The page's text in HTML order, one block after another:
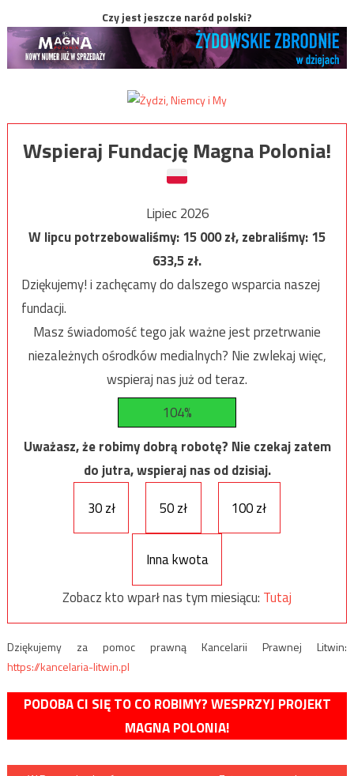
Czy jest jeszcze naród polski?
Wspieraj Fundację Magna Polonia!
Lipiec 2026
W lipcu potrzebowaliśmy:15 000zł, zebraliśmy:15
633,5zł.
Dziękujemy! i zachęcamy do dalszego wsparcia naszej
fundacji.
Masz świadomość tego jak ważne jest przetrwanie
niezależnych ośrodków medialnych? Nie zwlekaj więc,
wspieraj nas już od teraz.
104%
Uważasz, że robimy dobrą robotę? Nie czekaj zatem
do jutra, wspieraj nas od dzisiaj.
30 zł
50 zł 100 zł
Inna kwota
Zobacz kto wparł nas tym miesiącu: Tutaj
Dziękujemy za pomoc prawną Kancelarii Prawnej Litwin:
https://kancelaria-litwin.pl
PODOBA CI SIĘ TO CO ROBIMY? WESPRZYJ PROJEKT
MAGNA POLONIA!